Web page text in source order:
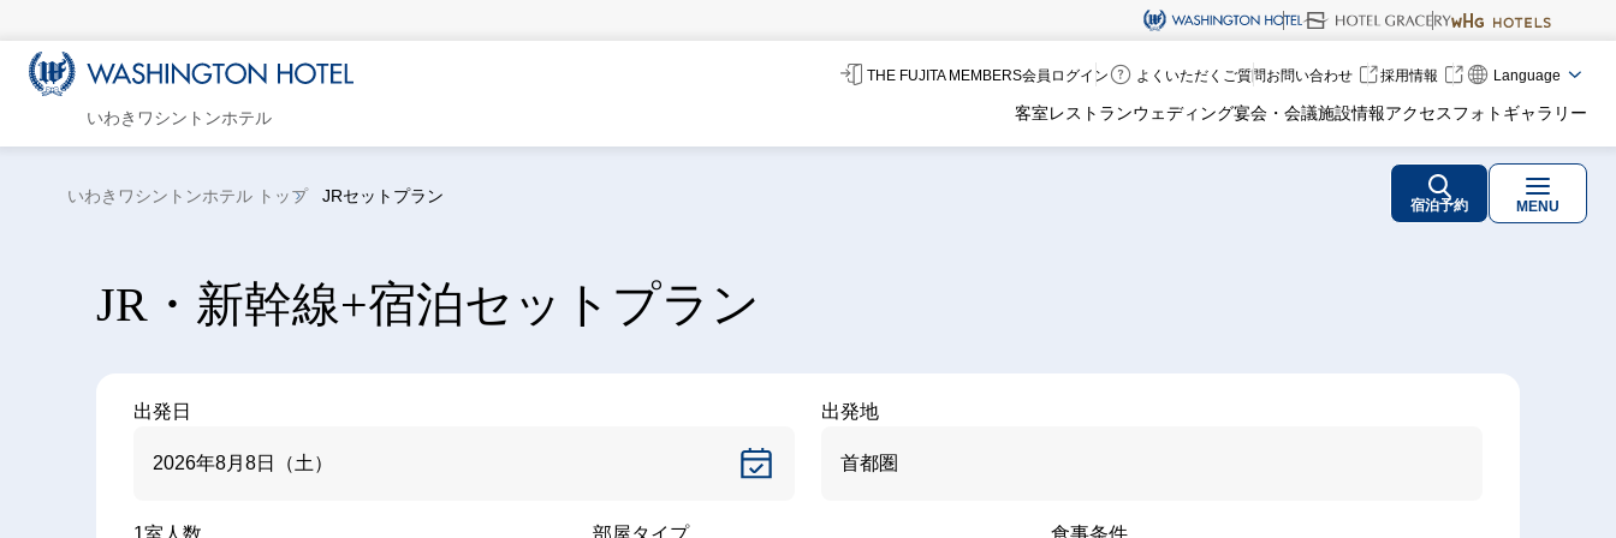
THE FUJITA MEMBERS会員ログイン よくいただくご質問お問い合わせ 採用情報 Language
いわきワシントンホテル 客室レストランウェディング宴会・会議施設情報アクセスフォトギャラリー
宿泊予約 MENU
いわきワシントンホテル トップ JRセットプラン
JR・新幹線+宿泊セットプラン
出発日
2026年8月8日（土）
出発地
1室人数 部屋タイプ 食事条件